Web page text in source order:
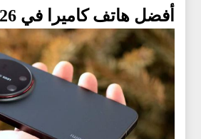
أفضل هاتف كاميرا في 2026